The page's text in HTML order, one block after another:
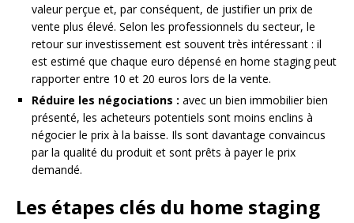
valeur perçue et, par conséquent, de justifier un prix de
vente plus élevé. Selon les professionnels du secteur, le
retour sur investissement est souvent très intéressant : il
est estimé que chaque euro dépensé en home staging peut
rapporter entre 10 et 20 euros lors de la vente.
Réduire les négociations : avec un bien immobilier bien
présenté, les acheteurs potentiels sont moins enclins à
négocier le prix à la baisse. Ils sont davantage convaincus
par la qualité du produit et sont prêts à payer le prix
demandé.
Les étapes clés du home staging